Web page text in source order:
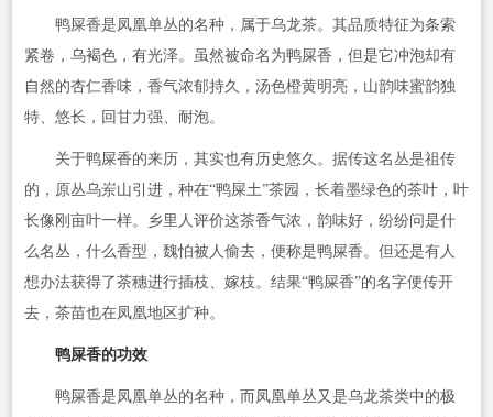
鸭屎香是凤凰单丛的名种，属于乌龙茶。其品质特征为条索
紧卷，乌褐色，有光泽。虽然被命名为鸭屎香，但是它冲泡却有
自然的杏仁香味，香气浓郁持久，汤色橙黄明亮，山韵味蜜韵独
特、悠长，回甘力强、耐泡。
关于鸭屎香的来历，其实也有历史悠久。据传这名丛是祖传
的，原丛乌岽山引进，种在“鸭屎土”茶园，长着墨绿色的茶叶，叶
长像刚亩叶一样。乡里人评价这茶香气浓，韵味好，纷纷问是什
么名丛，什么香型，魏怕被人偷去，便称是鸭屎香。但还是有人
想办法获得了茶穗进行插枝、嫁枝。结果“鸭屎香”的名字便传开
去，茶苗也在凤凰地区扩种。
鸭屎香的功效
鸭屎香是凤凰单丛的名种，而凤凰单丛又是乌龙茶类中的极